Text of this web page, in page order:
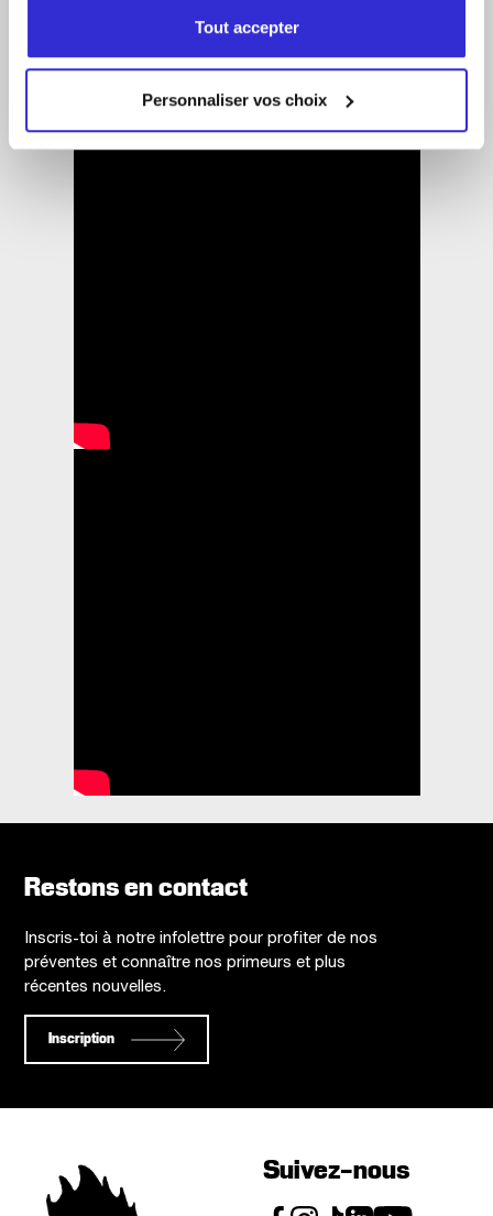
Tout accepter
Personnaliser vos choix
Restons en contact
Inscris-toi à notre infolettre pour profiter de nos
préventes et connaître nos primeurs et plus
récentes nouvelles.
Inscription
Suivez-nous